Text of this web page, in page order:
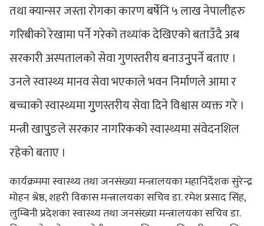
तथा क्यान्सर जस्ता रोगका कारण बर्षेनि ५ लाख नेपालीहरु
गरिबीको रेखामा पर्ने गरेको तथ्यांक देखिएको बताउँदै अब
सरकारी अस्पतालको सेवा गुणस्तरीय बनाउनुुपर्ने बताए ।
उनले स्वास्थ्य मानव सेवा भएकाले भवन निर्माणले आमा र
बच्चाको स्वास्थ्यमा गुुणस्तरीय सेवा दिने विश्वास व्यक्त गरे ।
मन्त्री खापुुङले सरकार नागरिकको स्वास्थ्यमा संवेदनशिल
रहेको बताए ।
कार्यक्रममा स्वास्थ्य तथा जनसंख्या मन्त्रालयका महानिर्देशक सुरेन्द्र
मोहन श्रेष्ठ, शहरी विकास मन्त्रालयका सचिव डा. रमेश प्रसाद सिंह,
लुम्बिनी प्रदेशका स्वास्थ्य तथा जनसंख्या मन्त्रालयका सचिव डा.